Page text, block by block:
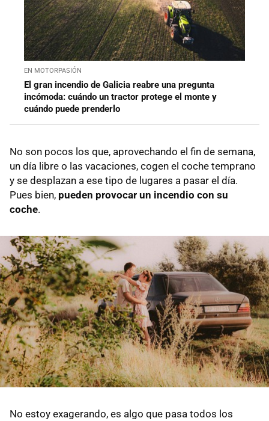
EN MOTORPASIÓN
El gran incendio de Galicia reabre una pregunta
incómoda: cuándo un tractor protege el monte y
cuándo puede prenderlo
No son pocos los que, aprovechando el fin de semana,
un día libre o las vacaciones, cogen el coche temprano
y se desplazan a ese tipo de lugares a pasar el día.
Pues bien, pueden provocar un incendio con su
coche.
No estoy exagerando, es algo que pasa todos los